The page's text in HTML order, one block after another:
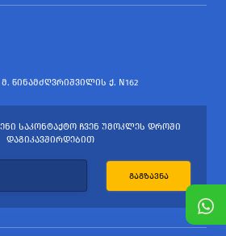
ᲬᲘᲜᲐᲛᲫᲦᲕᲠᲘᲨᲕᲘᲚᲘᲡ Ქ. N162
ᲡᲐᲙᲝᲜᲢᲐᲥᲢᲝ ᲩᲕᲔᲜ ᲣᲛᲝᲙᲚᲔᲡ ᲓᲠᲝᲨᲘ
ᲓᲐᲒᲘᲙᲐᲕᲨᲘᲠᲓᲔᲑᲘᲗ
ᲒᲐᲒᲖᲐᲕᲜᲐ